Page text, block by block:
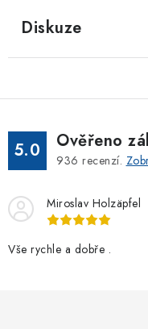
Diskuze
5.0 Ověřeno
936 recenzí.
Miroslav Holzäpfel
Vše rychle a dobře .